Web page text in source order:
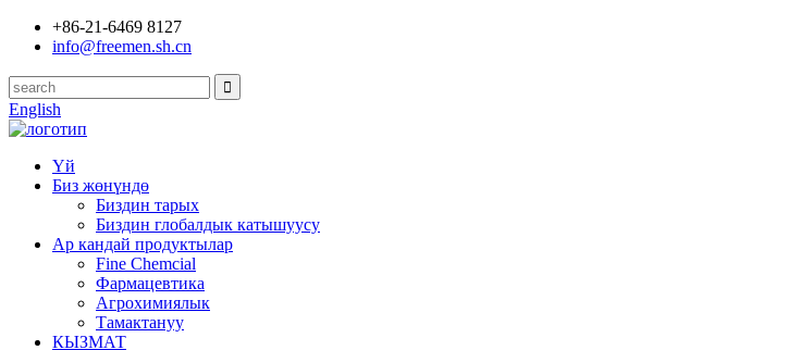
+86-21-6469 8127
info@freemen.sh.cn
English
Үй
Биз жөнүндө
Биздин тарых
Биздин глобалдык катышуусу
Ар кандай продуктылар
Fine Chemcial
Фармацевтика
Агрохимиялык
Тамактануу
КЫЗМАТ